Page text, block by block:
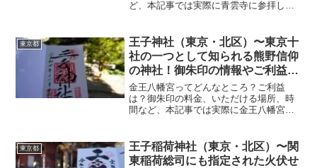
ど、本記事では実際に青雲寺に参拝して
臨済宗妙心寺派の寺院です。創建年代は
明らかではありませんが、...
東京都
王子神社（東京・北区）〜東京十
社の一つとして知られる熊野信仰
の神社！御朱印の情報やご利益、
歴史をご紹介します！〜
金王八幡宮ってどんなところ？ご利益
は？御朱印の料金、いただける場所、時
間など、本記事では実際に金王八幡宮に
は？王子神社は、紀州熊野三社の御祭神
を勧請して創建された東京十...
東京都
王子稲荷神社（東京・北区）〜関
東稲荷総司にも指定された火伏せ